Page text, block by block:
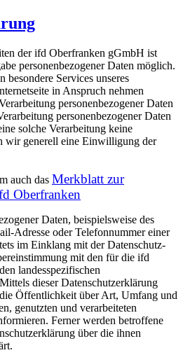
der ifd Oberfranken gGmbH ist
personenbezogener Daten möglich.
besondere Services unseres
in Anspruch nehmen
personenbezogener Daten
personenbezogener Daten
solche Verarbeitung keine
wir generell eine Einwilligung der
auch das Merkblatt zur
Oberfranken
Daten, beispielsweise des
Adresse oder Telefonnummer einer
im Einklang mit der Datenschutz-
mit den für die ifd
landesspezifischen
dieser Datenschutzerklärung
Öffentlichkeit über Art, Umfang und
genutzten und verarbeiteten
Ferner werden betroffene
über die ihnen